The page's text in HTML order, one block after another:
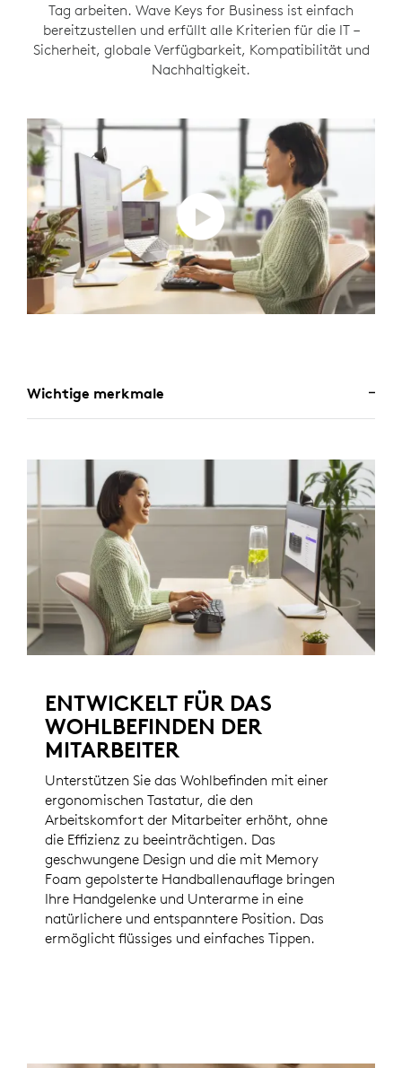
Tag arbeiten. Wave Keys for Business ist einfach
bereitzustellen und erfüllt alle Kriterien für die IT –
Sicherheit, globale Verfügbarkeit, Kompatibilität und
Nachhaltigkeit.
Wichtige merkmale
ENTWICKELT FÜR DAS
WOHLBEFINDEN DER
MITARBEITER
Unterstützen Sie das Wohlbefinden mit einer
ergonomischen Tastatur, die den
Arbeitskomfort der Mitarbeiter erhöht, ohne
die Effizienz zu beeinträchtigen. Das
geschwungene Design und die mit Memory
Foam gepolsterte Handballenauflage bringen
Ihre Handgelenke und Unterarme in eine
natürlichere und entspanntere Position. Das
ermöglicht flüssiges und einfaches Tippen.